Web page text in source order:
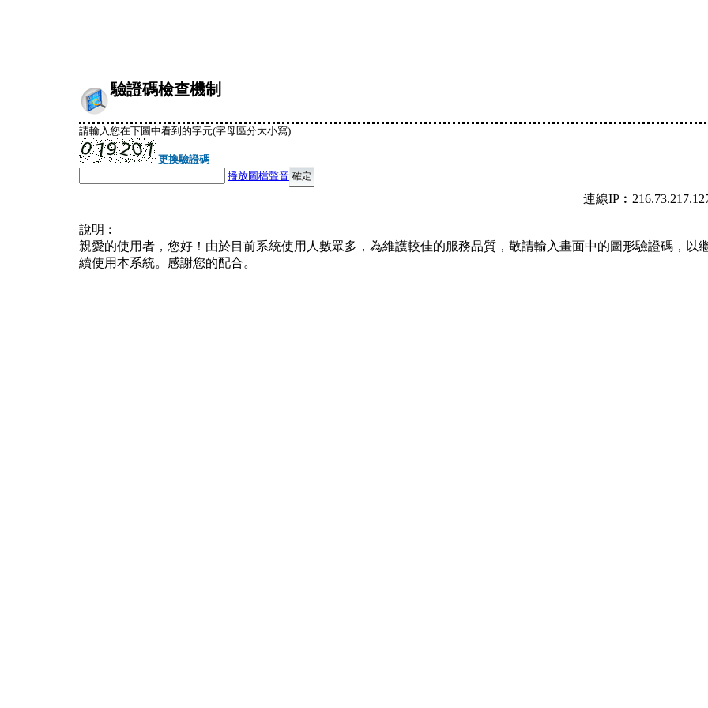
驗證碼檢查機制
請輸入您在下圖中看到的字元(字母區分大小寫)
更換驗證碼
播放圖檔聲音
連線
說明︰
親愛的使用者，您好！由於目前系統使用人數眾多，為維護較佳的服務品質，敬請輸入畫面中的圖形驗證碼，以
續使用本系統。感謝您的配合。